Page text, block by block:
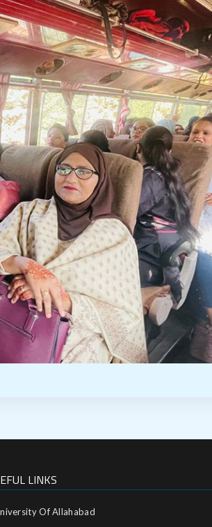
LINKS
Of Allahabad